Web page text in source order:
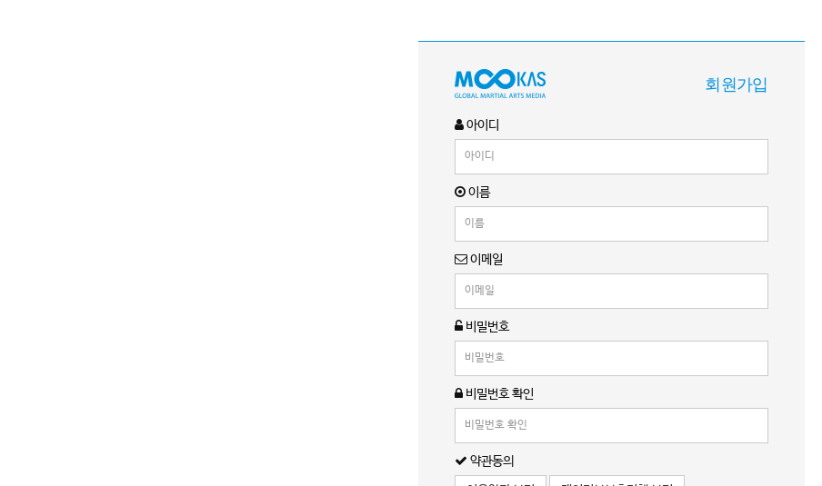
회원가입
아이디
이름
이메일
비밀번호
비밀번호 확인
약관동의